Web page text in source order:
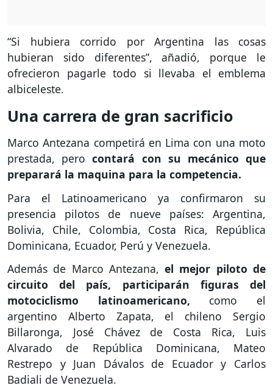
“Si hubiera corrido por Argentina las cosas
hubieran sido diferentes”, añadió, porque le
ofrecieron pagarle todo si llevaba el emblema
albiceleste.
Una carrera de gran sacrificio
Marco Antezana competirá en Lima con una moto
prestada, perocontará con su mecánico que
preparará la maquina para la competencia.
Para el Latinoamericano ya confirmaron su
presencia pilotos de nueve países: Argentina,
Bolivia, Chile, Colombia, Costa Rica, República
Dominicana, Ecuador, Perú y Venezuela.
Además de Marco Antezana, el mejor piloto de
circuito del país, participarán figuras del
motociclismo latinoamericano, como el
argentino Alberto Zapata, el chileno Sergio
Billaronga, José Chávez de Costa Rica, Luis
Alvarado de República Dominicana, Mateo
Restrepo y Juan Dávalos de Ecuador y Carlos
Badiali de Venezuela.